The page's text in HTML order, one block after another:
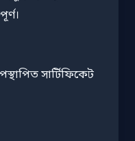
সার্টিফিকেট